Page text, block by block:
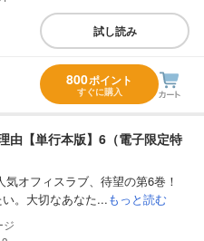
試し読み
800ポイント
すぐに購入
由【単行本版】6（電子限定特
オフィスラブ、待望の第6巻！
い。大切なあなた...もっと読む